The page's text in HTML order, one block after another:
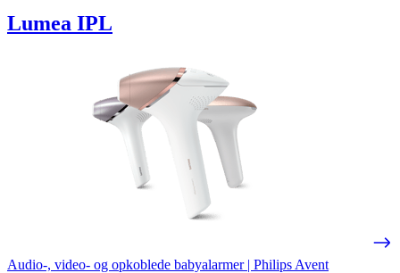
Lumea IPL
Audio-, video- og opkoblede babyalarmer | Philips Avent